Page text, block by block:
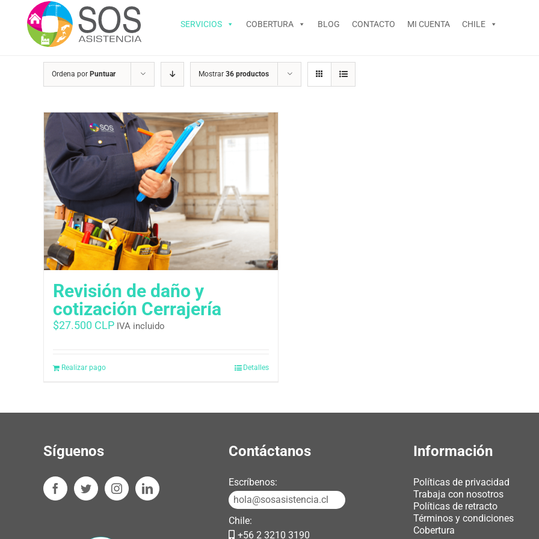
contenido
SERVICIOS COBERTURA BLOG CONTACTO MI CUENTA CHILE
Ordena por Puntuar Mostrar 36 productos
Revisión de daño y
cotización Cerrajería
$27.500 CLP IVA incluido
Realizar pago Detalles
Síguenos Contáctanos
Escríbenos:
hola@sosasistencia.cl
Chile:
+56 2 3210 3190
Información
Políticas de privacidad
Trabaja con nosotros
Políticas de retracto
Términos y condiciones
Cobertura